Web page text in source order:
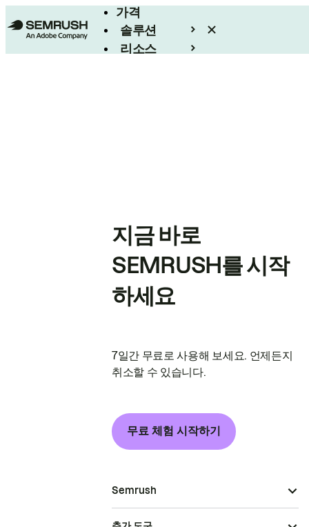
가격
솔루션
리소스
지금 바로
SEMRUSH를 시작
하세요
7일간 무료로 사용해 보세요. 언제든지
취소할 수 있습니다.
무료 체험 시작하기
Semrush